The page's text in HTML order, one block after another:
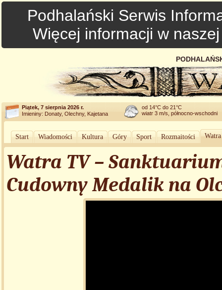
Podhalański Serwis
Więcej informacji w
Piątek, 7 sierpnia 2026 r.
Imieniny: Donaty, Olechny, Kajetana
od 14°C do 21°C
wiatr 3 m/s, północno-wschodni
Start Wiadomości Kultura Góry Sport Rozmaitości
Watra TV –
Cudowny Medalik na